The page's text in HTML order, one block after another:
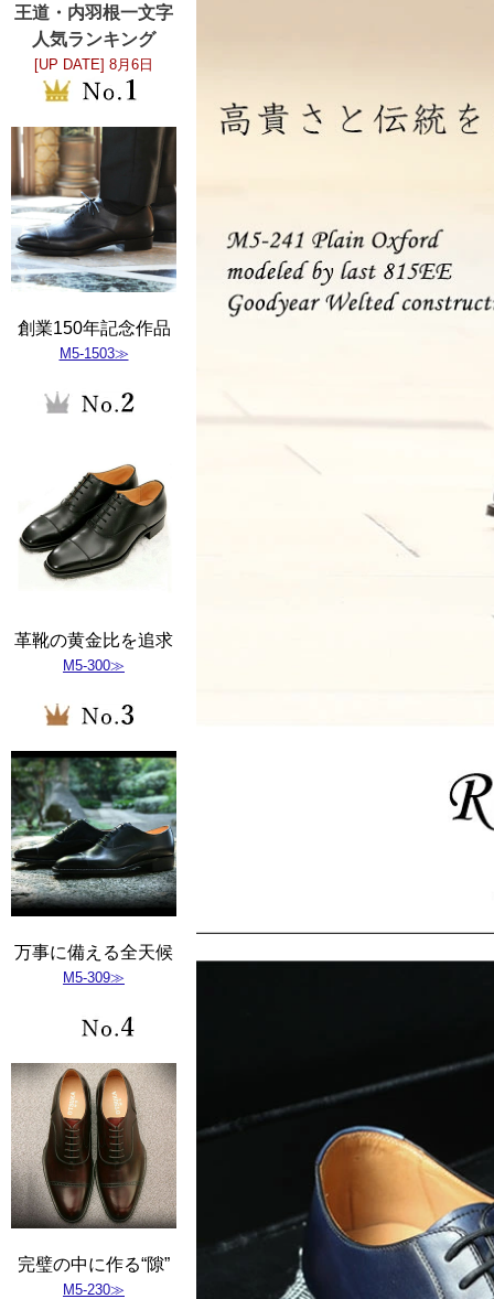
王道・内羽根一文字
人気ランキング
[UP DATE] 8月6日
創業150年記念作品
M5-1503≫
革靴の黄金比を追求
M5-300≫
万事に備える全天候
M5-309≫
完璧の中に作る“隙”
M5-230≫